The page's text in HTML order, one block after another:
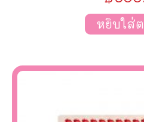
หยิบใส่ต